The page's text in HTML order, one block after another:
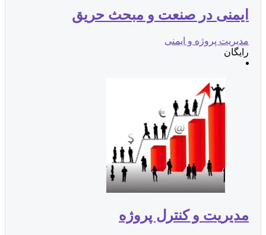
ایمنی در صنعت و مبحث حریق
مدیریت پروژه و ایمنی
رایگان
مدیریت و کنترل پروژه